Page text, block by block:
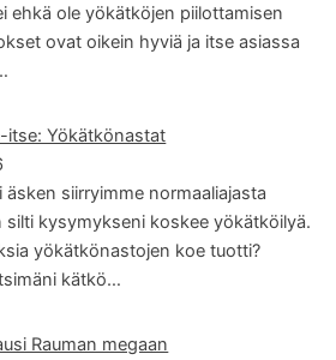
ehkä ole yökätköjen piilottamisen
ovat oikein hyviä ja itse asiassa
itse: Yökätkönastat
äsken siirryimme normaaliajasta
silti kysymykseni koskee yökätköilyä.
yökätkönastojen koe tuotti?
kätkö…
Rauman megaan